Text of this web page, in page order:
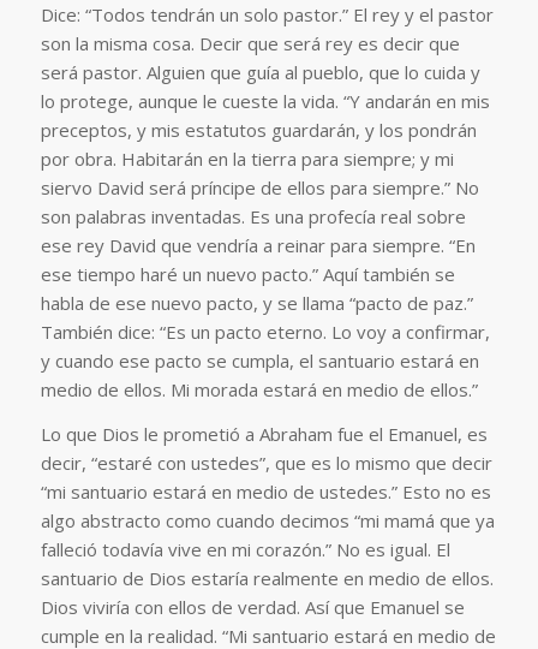
Dice: “Todos tendrán un solo pastor.” El rey y el pastor
son la misma cosa. Decir que será rey es decir que
será pastor. Alguien que guía al pueblo, que lo cuida y
lo protege, aunque le cueste la vida. “Y andarán en mis
preceptos, y mis estatutos guardarán, y los pondrán
por obra. Habitarán en la tierra para siempre; y mi
siervo David será príncipe de ellos para siempre.” No
son palabras inventadas. Es una profecía real sobre
ese rey David que vendría a reinar para siempre. “En
ese tiempo haré un nuevo pacto.” Aquí también se
habla de ese nuevo pacto, y se llama “pacto de paz.”
También dice: “Es un pacto eterno. Lo voy a confirmar,
y cuando ese pacto se cumpla, el santuario estará en
medio de ellos. Mi morada estará en medio de ellos.”
Lo que Dios le prometió a Abraham fue el Emanuel, es
decir, “estaré con ustedes”, que es lo mismo que decir
“mi santuario estará en medio de ustedes.” Esto no es
algo abstracto como cuando decimos “mi mamá que ya
falleció todavía vive en mi corazón.” No es igual. El
santuario de Dios estaría realmente en medio de ellos.
Dios viviría con ellos de verdad. Así que Emanuel se
cumple en la realidad. “Mi santuario estará en medio de